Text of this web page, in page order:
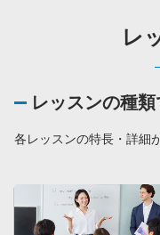
レ
レッスンの種
各レッスンの特長・詳細